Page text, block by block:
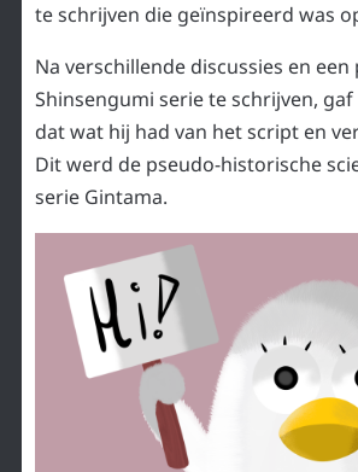
te schrijven die geïnspireerd was
Na verschillende discussies en
Shinsengumi serie te schrijven,
dat wat hij had van het script en
Dit werd de pseudo-historische
serie Gintama.